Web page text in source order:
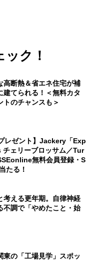
ク！
高断熱＆省エネ住宅が補
建てられる！＜無料カタ
トのチャンスも＞
レゼント】Jackery「Exp
ェリーブロッサム／Tur
無料会員登録・S
たる！
考える更年期。自律神経
不調で「やめたこと・始
東の「工場見学」スポッ